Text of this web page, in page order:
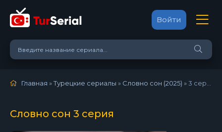
Войти
Главная »Турецкие сериалы » Словно сон (2025) »3 серия
Словно сон 3 серия